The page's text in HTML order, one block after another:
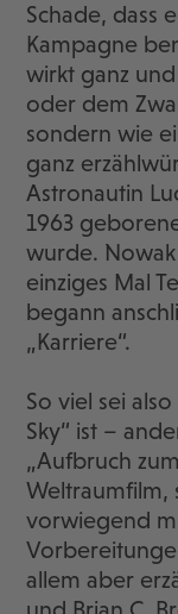
Schade, dass
Kampagne
wirkt ganz
oder dem
sondern wie
ganz
Astronautin
1963
wurde.
einziges Mal
begann
„Karriere“.
So viel sei
Sky“ ist –
„Aufbruch
Weltraumfilm,
vorwiegend
allem aber